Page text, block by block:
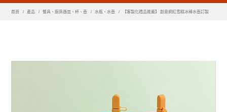
首頁 產品 餐具、廚房器皿、杯、壺 水瓶、水壺 【客製化禮品推薦】 創意網紅雪糕冰棒水壺訂製